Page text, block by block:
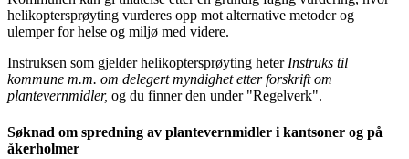
helikoptersprøyting vurderes opp mot alternative metoder og
ulemper for helse og miljø med videre.
Instruksen som gjelder helikoptersprøyting heter Instruks til
kommune m.m. om delegert myndighet etter forskrift om
plantevernmidler, og du finner den under "Regelverk".
Søknad om spredning av plantevernmidler i kantsoner og på
åkerholmer